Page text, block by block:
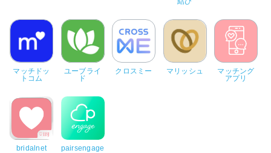
マッチドッ
トコム
ユーブライ
ド
クロスミー マリッシュ
マッチング
アプリ
bridalnet pairsengage